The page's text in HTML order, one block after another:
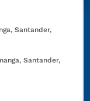
Santander,
Santander,